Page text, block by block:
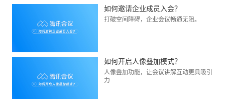
如何邀请企业成员入会？
打破空间障碍，企业会议畅通无阻。
如何开启人像叠加模式？
人像叠加功能，让会议讲解互动更具吸引
力